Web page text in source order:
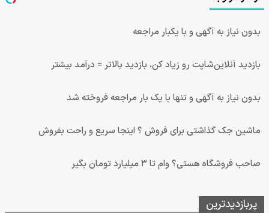
بدون نیاز به آگهی و با یکبار مراجعه
بازدید آنلاین‌شاپت رو زیاد کن، بازدید بالاتر = درآمد بیشتر
بدون نیاز به آگهی و تنها با یک بار مراجعه فروخته شد
ماشین جک گذاشتی برای فروش ؟ اینجا سریع و راحت بفروش
صاحب فروشگاه هستی؟ وام تا ۳ میلیارد تومان بگیر
پربازدیدترین